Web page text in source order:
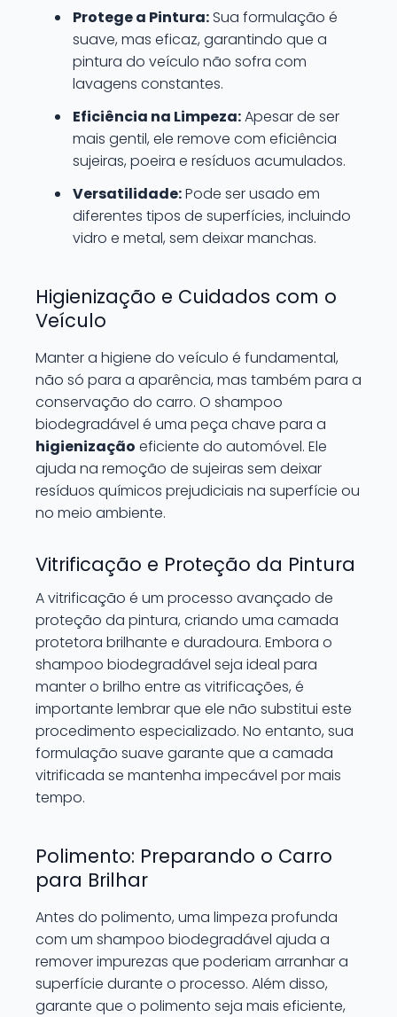
Protege a Pintura: Sua formulação é
suave, mas eficaz, garantindo que a
pintura do veículo não sofra com
lavagens constantes.
Eficiência na Limpeza:Apesar de ser
mais gentil, ele remove com eficiência
sujeiras, poeira e resíduos acumulados.
Versatilidade:Pode ser usado em
diferentes tipos de superfícies, incluindo
vidro e metal, sem deixar manchas.
Higienização e Cuidados com o
Veículo
Manter a higiene do veículo é fundamental,
não só para a aparência, mas também para a
conservação do carro. O shampoo
biodegradável é uma peça chave para a
higienização eficiente do automóvel. Ele
ajuda na remoção de sujeiras sem deixar
resíduos químicos prejudiciais na superfície ou
no meio ambiente.
Vitrificação e Proteção da Pintura
A vitrificação é um processo avançado de
proteção da pintura, criando uma camada
protetora brilhante e duradoura. Embora o
shampoo biodegradável seja ideal para
manter o brilho entre as vitrificações, é
importante lembrar que ele não substitui este
procedimento especializado. No entanto, sua
formulação suave garante que a camada
vitrificada se mantenha impecável por mais
tempo.
Polimento: Preparando o Carro
para Brilhar
Antes do polimento, uma limpeza profunda
com um shampoo biodegradável ajuda a
remover impurezas que poderiam arranhar a
superfície durante o processo. Além disso,
garante que o polimento seja mais eficiente,